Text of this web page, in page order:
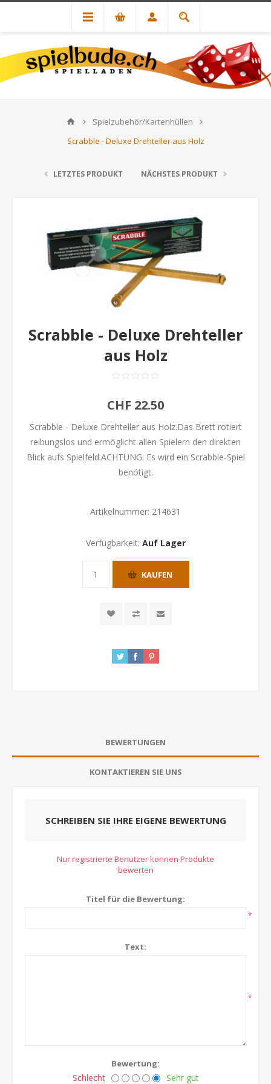
Spielzubehör/Kartenhüllen
Scrabble - Deluxe Drehteller aus Holz
LETZTES PRODUKT NÄCHSTES PRODUKT
Scrabble - Deluxe Drehteller
aus Holz
CHF 22.50
Scrabble - Deluxe Drehteller aus Holz.Das Brett rotiert
reibungslos und ermöglicht allen Spielern den direkten
Blick aufs Spielfeld.ACHTUNG: Es wird ein Scrabble-Spiel
benötigt.
Artikelnummer: 214631
Verfügbarkeit: Auf Lager
KAUFEN
BEWERTUNGEN
KONTAKTIEREN SIE UNS
SCHREIBEN SIE IHRE EIGENE BEWERTUNG
Nur registrierte Benutzer können Produkte
bewerten
Titel für die Bewertung:
*
Text:
*
Bewertung:
Schlecht Sehr gut